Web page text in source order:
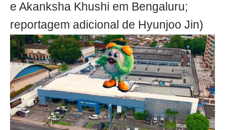
e Akanksha Khushi em Bengaluru;
reportagem adicional de Hyunjoo Jin)